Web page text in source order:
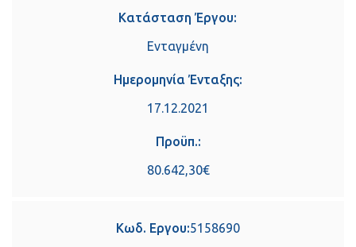
Κατάσταση Έργου:
Ενταγμένη
Ημερομηνία Ένταξης:
17.12.2021
Προϋπ.:
80.642,30€
Κωδ. Εργου:5158690